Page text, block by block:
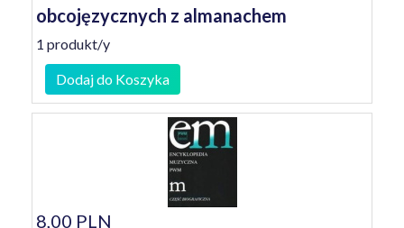
obcojęzycznych z almanachem
1 produkt/y
Dodaj do Koszyka
8,00 PLN